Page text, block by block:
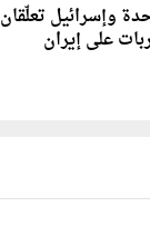
وإسرائيل تعلّقان
على إيران